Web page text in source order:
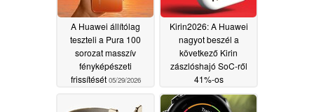
A Huawei állítólag
teszteli a Pura 100
sorozat masszív
fényképészeti
frissítését 05/29/2026
Kirin2026: A Huawei
nagyot beszél a
következő Kirin
zászlóshajó SoC-ről
41%-os
energiahatékonysági
javulással05/25/2026